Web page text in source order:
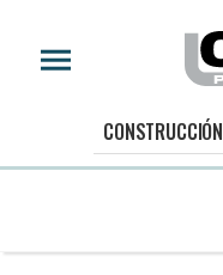
CONSTRUCCIÓN